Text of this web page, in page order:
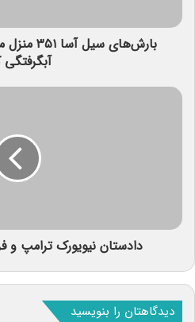
بارش‌های
آبگرفتگی
دادستان نیویورک ترامپ و
دیدگاهتان را بنویسید